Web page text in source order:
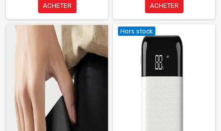
ACHETER ACHETER
Hors stock